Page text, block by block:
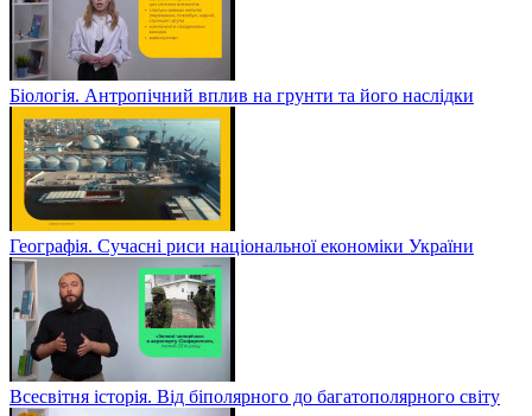
Біологія. Антропічний вплив на грунти та його наслідки
Географія. Сучасні риси національної економіки України
Всесвітня історія. Від біполярного до багатополярного світу